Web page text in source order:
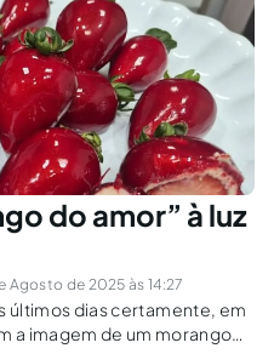
do amor” à luz
Agosto de 2025 às 14:27
últimos dias certamente, em
a imagem de um morango